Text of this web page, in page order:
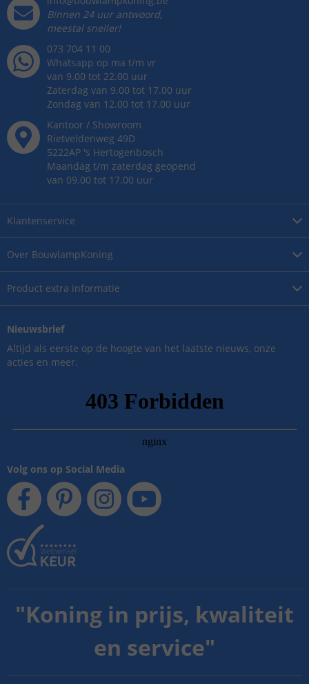
Over BouwlampKoning
Product extra informatie
Klantenservice
Binnen 24 uur antwoord,
meestal sneller!
073 704 11 00
Whatsapp op ma t/m vr
van 9.00 tot 22.00 uur
Zaterdag van 9.00 tot 17.00 uur
Zondag van 12.00 tot 17.00 uur
Kantoor / Showroom
Rietveldenweg 49D
5222AP 's Hertogenbosch
Maandag t/m zaterdag geopend
van 09.00 tot 17.00 uur
Nieuwsbrief
Altijd als eerste op de hoogte van het laatste nieuws, onze
acties en meer.
Volg ons op Social Media
"Koning in prijs, kwaliteit
en service"